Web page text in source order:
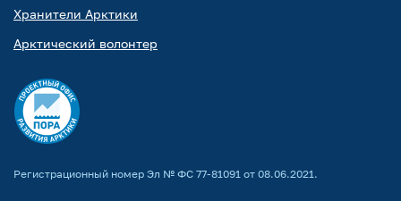
Хранители Арктики
Арктический волонтер
Регистрационный номер Эл № ФС 77-81091 от 08.06.2021.